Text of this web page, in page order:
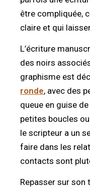
être compliquée,
claire et qui
L’écriture
des noirs
graphisme est
ronde, avec des
queue en guise
petites boucles
le scripteur a un
faire dans les
contacts sont
Repasser sur son